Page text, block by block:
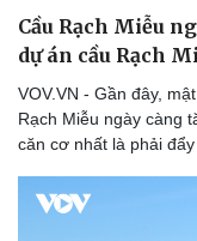
Du lịch
Săn Tour
check-in
Cầu Rạch Miễu
dự án cầu Rạch
VOV.VN - Gần đây,
Rạch Miễu ngày càng
căn cơ nhất là phải